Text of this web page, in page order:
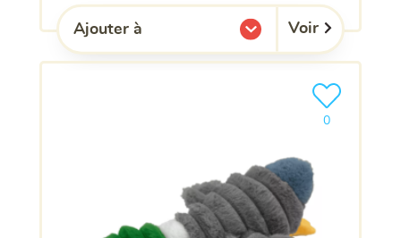
Ajouter à
l'une de mes listes. Voir
0
Ajouter le
clients ont